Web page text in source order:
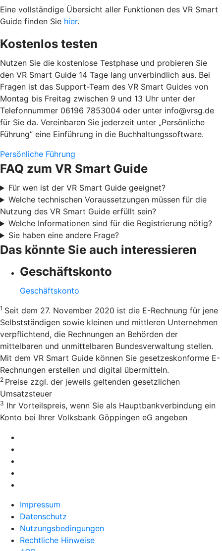
Eine vollständige Übersicht aller Funktionen des VR Smart
Guide finden Sie hier.
Kostenlos testen
Nutzen Sie die kostenlose Testphase und probieren Sie
den VR Smart Guide 14 Tage lang unverbindlich aus. Bei
Fragen ist das Support-Team des VR Smart Guides von
Montag bis Freitag zwischen 9 und 13 Uhr unter der
Telefonnummer 06196 7853004 oder unter info@vrsg.de
für Sie da. Vereinbaren Sie jederzeit unter „Persönliche
Führung” eine Einführung in die Buchhaltungssoftware.
Persönliche Führung
FAQ zum VR Smart Guide
Für wen ist der VR Smart Guide geeignet?
Welche technischen Voraussetzungen müssen für die
Nutzung des VR Smart Guide erfüllt sein?
Welche Informationen sind für die Registrierung nötig?
Sie haben eine andere Frage?
Das könnte Sie auch interessieren
Geschäftskonto
Geschäftskonto
1 Seit dem 27. November 2020 ist die E-Rechnung für jene
Selbstständigen sowie kleinen und mittleren Unternehmen
verpflichtend, die Rechnungen an Behörden der
mittelbaren und unmittelbaren Bundesverwaltung stellen.
Mit dem VR Smart Guide können Sie gesetzeskonforme E-
Rechnungen erstellen und digital übermitteln.
2 Preise zzgl. der jeweils geltenden gesetzlichen
Umsatzsteuer
3 Ihr Vorteilspreis, wenn Sie als Hauptbankverbindung ein
Konto bei Ihrer Volksbank Göppingen eG angeben
Impressum
Datenschutz
Nutzungsbedingungen
Rechtliche Hinweise